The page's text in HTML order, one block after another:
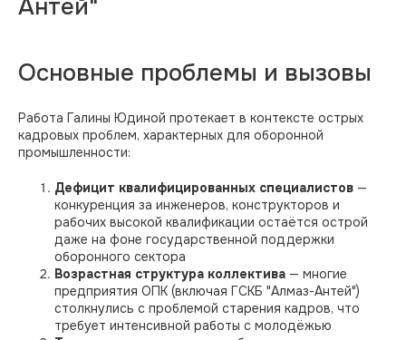
Антей"
Основные проблемы и вызовы
Работа Галины Юдиной протекает в контексте острых
кадровых проблем, характерных для оборонной
промышленности:
Дефицит квалифицированных специалистов —
конкуренция за инженеров, конструкторов и
рабочих высокой квалификации остаётся острой
даже на фоне государственной поддержки
оборонного сектора
Возрастная структура коллектива — многие
предприятия ОПК (включая ГСКБ "Алмаз-Антей")
столкнулись с проблемой старения кадров, что
требует интенсивной работы с молодёжью